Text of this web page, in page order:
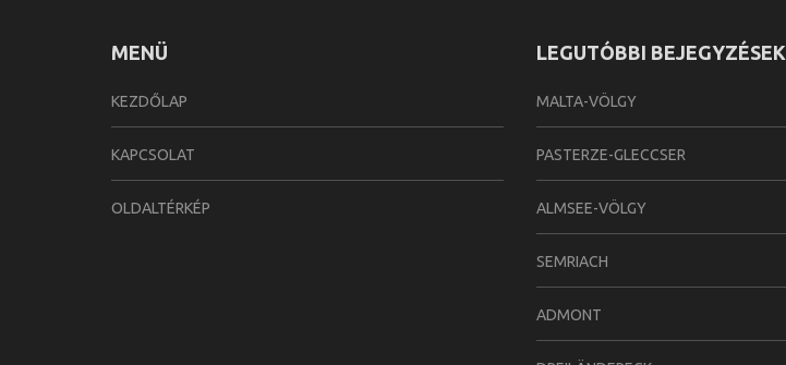
MENÜ
KEZDŐLAP
KAPCSOLAT
OLDALTÉRKÉP
LEGUTÓBBI BEJEGYZÉSEK
MALTA-VÖLGY
PASTERZE-GLECCSER
ALMSEE-VÖLGY
SEMRIACH
ADMONT